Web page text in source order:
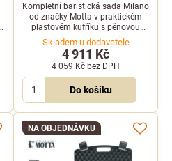
Kompletní baristická sada Milano
od značky Motta v praktickém
plastovém kufříku s pěnovou
výplní. Obsahuje nerezové
konvičky, teploměr, pěchovadlo
58 mm a další doplňky.
Skladem u dodavatele
4 911 Kč
4 059 Kč bez DPH
Do košíku
NA OBJEDNÁVKU